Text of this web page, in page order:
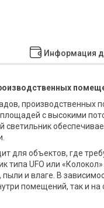
Информация
производственных
площадей с высокими
для объектов, где
UFO или «Колокол»
и влаге. В
помещений, так и на